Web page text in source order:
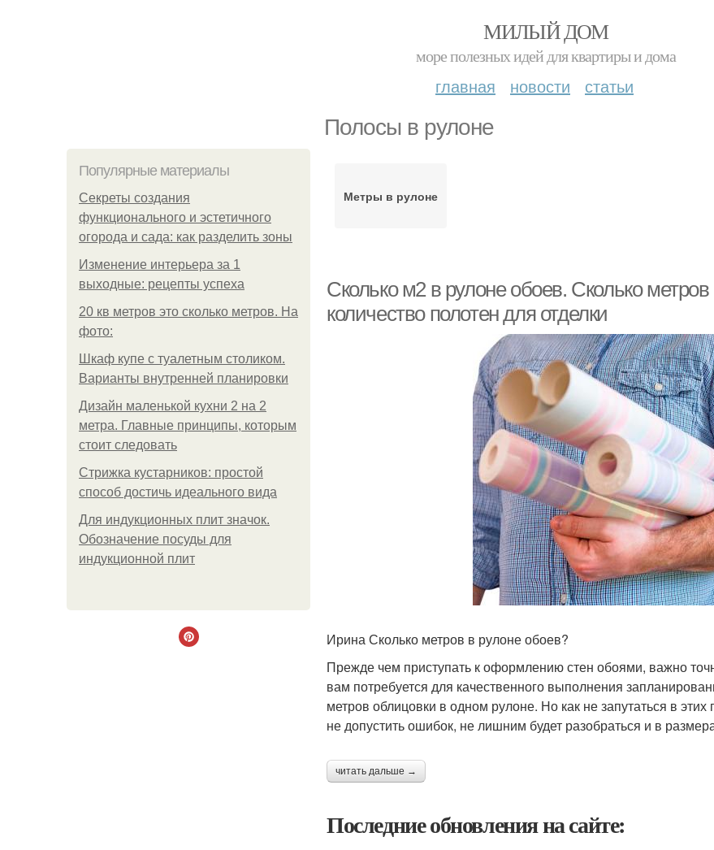
МИЛЫЙ ДОМ
море полезных идей для квартиры и дома
главная новости статьи
Полосы в рулоне
Популярные материалы
Секреты создания
функционального и эстетичного
огорода и сада: как разделить зоны
Изменение интерьера за 1
выходные: рецепты успеха
20 кв метров это сколько метров. На
фото:
Шкаф купе с туалетным столиком.
Варианты внутренней планировки
Дизайн маленькой кухни 2 на 2
метра. Главные принципы, которым
стоит следовать
Стрижка кустарников: простой
способ достичь идеального вида
Для индукционных плит значок.
Обозначение посуды для
индукционной плит
Метры в рулоне
Сколько м2 в рулоне обоев. Сколько
количество полотен для отделки
Ирина Сколько метров в рулоне обоев?
Прежде чем приступать к оформлению стен обоями, важно
вам потребуется для качественного выполнения
метров облицовки в одном рулоне. Но как не запутаться в
не допустить ошибок, не лишним будет разобраться и в
читать дальше →
Последние обновления на сайте: